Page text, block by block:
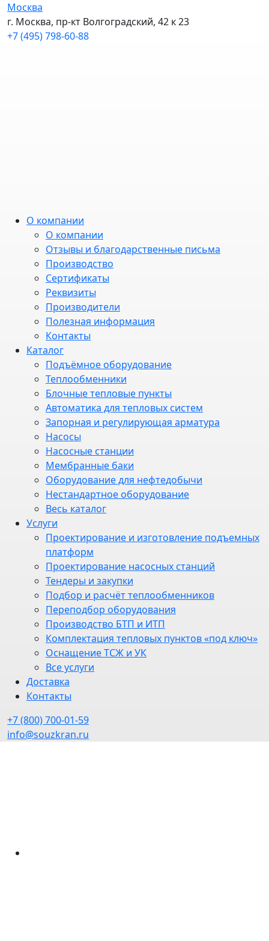
Москва
г. Москва, пр-кт Волгоградский, 42 к 23
+7 (495) 798-60-88
О компании
О компании
Отзывы и благодарственные письма
Производство
Сертификаты
Реквизиты
Производители
Полезная информация
Контакты
Каталог
Подъёмное оборудование
Теплообменники
Блочные тепловые пункты
Автоматика для тепловых систем
Запорная и регулирующая арматура
Насосы
Насосные станции
Мембранные баки
Оборудование для нефтедобычи
Нестандартное оборудование
Весь каталог
Услуги
Проектирование и изготовление подъемных
платформ
Проектирование насосных станций
Тендеры и закупки
Подбор и расчёт теплообменников
Переподбор оборудования
Производство БТП и ИТП
Комплектация тепловых пунктов «под ключ»
Оснащение ТСЖ и УК
Все услуги
Доставка
Контакты
+7 (800) 700-01-59
info@souzkran.ru